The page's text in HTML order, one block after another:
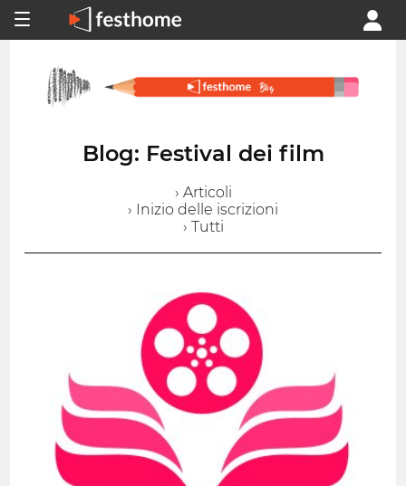
Blog: Festival dei film
› Articoli
› Inizio delle iscrizioni
› Tutti